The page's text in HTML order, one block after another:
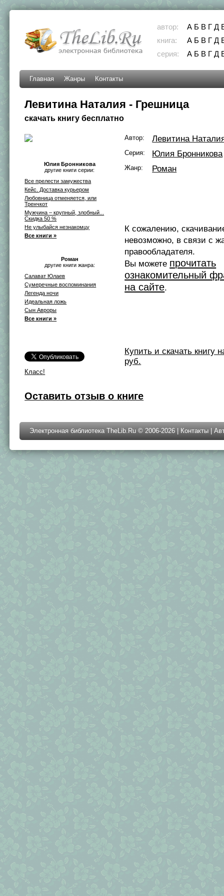
автор: А Б В Г Д
книга:
А Б В Г Д
серия:
А Б В Г Д
Главная Жанры Контакты
Левитина Наталия - Грешница
скачать книгу бесплатно
Юлия Бронникова
другие книги серии:
Все прелести замужества
Кейс. Доставка курьером
Любовница отменяется, или
Тренчкот
Мужчина – крупный, злобный...
Скидка 50 %
Не улыбайся незнакомцу
Все книги »
Роман
другие книги жанра:
Салават Юлаев
Сумеречные воспоминания
Легенда ночи
Идеальная ложь
Сын Авроры
Все книги »
Класс!
Автор: Левитина
Серия: Юлия Бронникова
Жанр: Роман
К сожалению,
невозможно, в связи с
правообладателя.
Вы можете прочитать
ознакомительный
на сайте.
Купить и скачать книгу
руб.
Оставить отзыв о книге
Электронная библиотека TheLib.Ru © 2006-2026 | Контакты |